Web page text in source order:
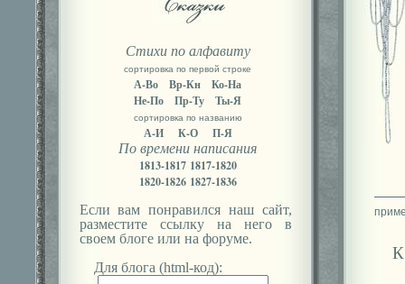
Стихи по алфавиту
сортировка по первой строке
А-Во Вр-Кн
Ко-На
Не-По
Пр-Ту Ты-Я
сортировка по названию
А-И К-О
П-Я
По времени написания
1813-1817 1817-1820
1820-1826 1827-1836
Если вам понравился наш сайт,
разместите ссылку на него в
своем блоге или на форуме.
Для блога (html-код):